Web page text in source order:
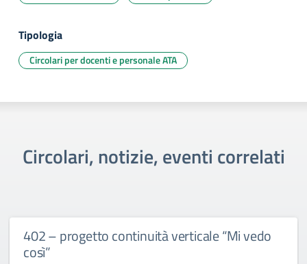
Tipologia
Circolari per docenti e personale ATA
Circolari, notizie, eventi correlati
402 – progetto continuità verticale “Mi vedo
così”